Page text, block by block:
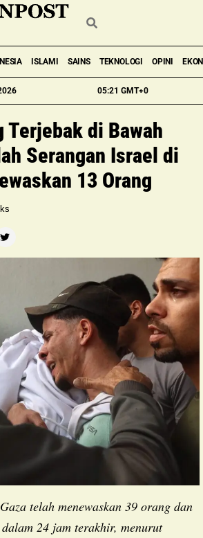
05:21 GMT+0
ISLAMI SAINS TEKNOLOGI OPINI
Terjebak di Bawah
Serangan Israel di
13 Orang
telah menewaskan 39 orang dan
24 jam terakhir, menurut